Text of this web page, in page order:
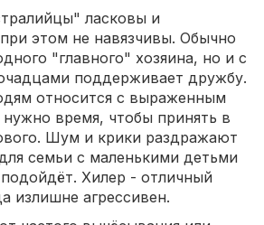
ласковы и
этом не навязчивы. Обычно
"главного" хозяина, но и с
поддерживает дружбу.
относится с выраженным
время, чтобы принять в
Шум и крики раздражают
семьи с маленькими детьми
Хилер - отличный
излишне агрессивен.